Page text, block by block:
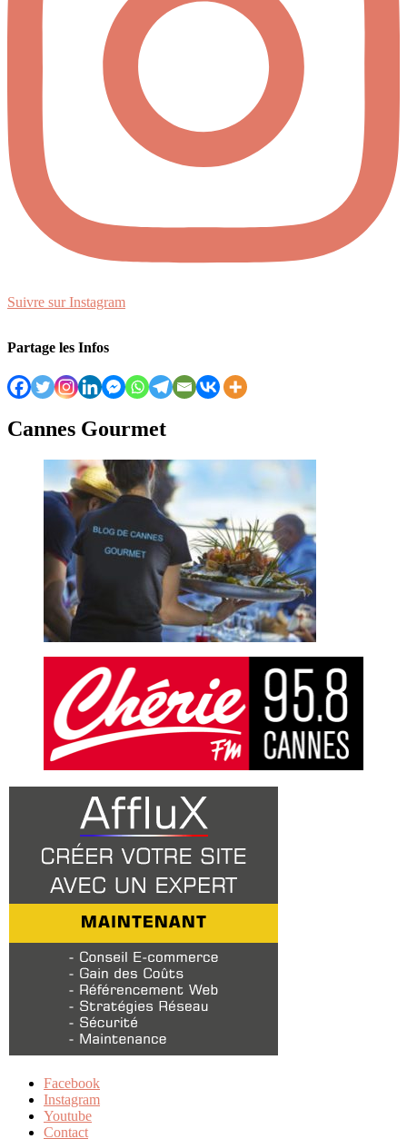
Suivre sur Instagram
Partage les Infos
Cannes Gourmet
Facebook
Instagram
Youtube
Contact